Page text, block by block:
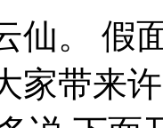
仙。 假
家带来